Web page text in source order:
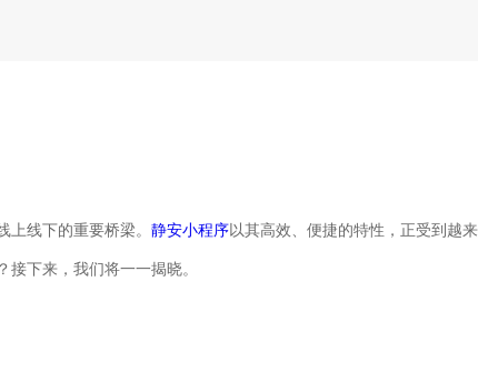
线下的重要桥梁。 静安小程序以其高效、便捷的特性，正受到越
下来，我们将一一揭晓。